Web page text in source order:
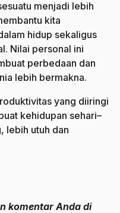
menjadi lebih
kita
hidup sekaligus
Nilai personal ini
perbedaan dan
lebih bermakna.
yang diiringi
kehidupan sehari–
lebih utuh dan
komentar Anda di